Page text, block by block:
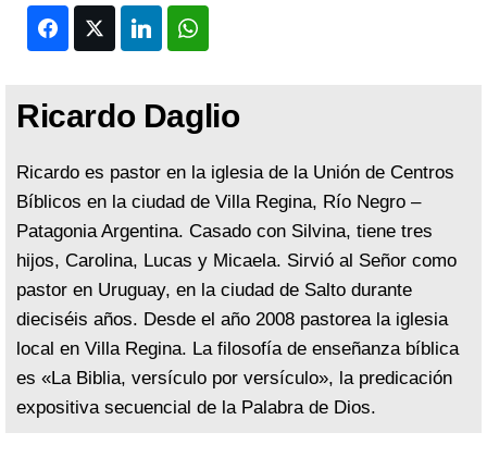
FacebookTwitter LinkedIn
Ricardo Daglio
Ricardo es pastor en la iglesia de la Unión de Centros
Bíblicos en la ciudad de Villa Regina, Río Negro –
Patagonia Argentina. Casado con Silvina, tiene tres
hijos, Carolina, Lucas y Micaela. Sirvió al Señor como
pastor en Uruguay, en la ciudad de Salto durante
dieciséis años. Desde el año 2008 pastorea la iglesia
local en Villa Regina. La filosofía de enseñanza bíblica
es «La Biblia, versículo por versículo», la predicación
expositiva secuencial de la Palabra de Dios.